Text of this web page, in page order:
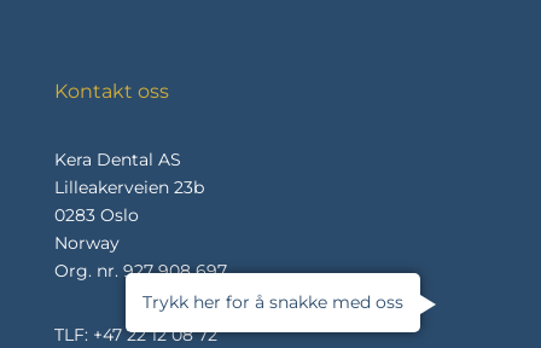
Kontakt oss
Kera Dental AS
Lilleakerveien 23b
0283 Oslo
Norway
Org. nr. 927 908 697
TLF: +47 22 12 08 72
Trykk her for å snakke med oss